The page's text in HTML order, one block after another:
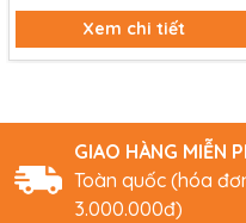
Xem chi tiết
GIAO HÀNG MIỄN
Toàn quốc (hóa
3.000.000đ)